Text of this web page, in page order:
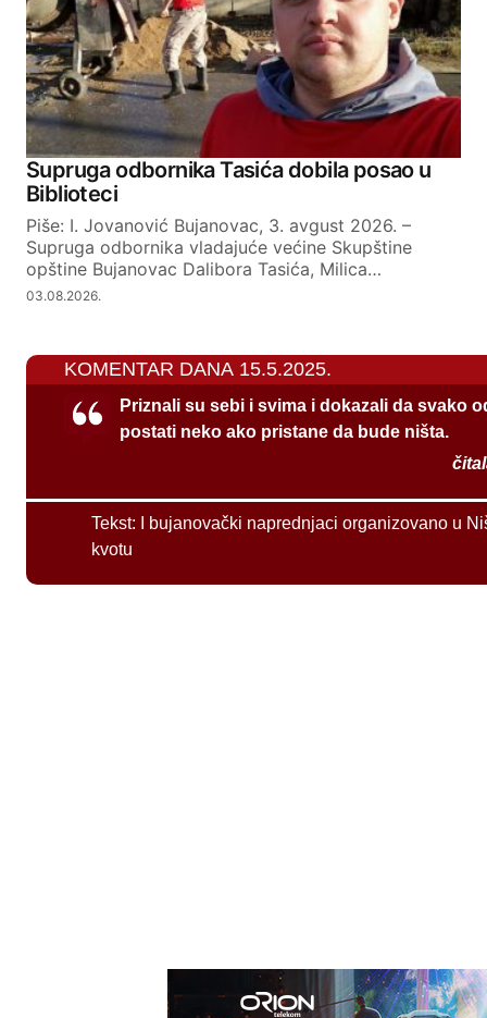
Supruga odbornika Tasića dobila posao u
Biblioteci
Piše: I. Jovanović Bujanovac, 3. avgust 2026. –
Supruga odbornika vladajuće većine Skupštine
opštine Bujanovac Dalibora Tasića, Milica…
03.08.2026.
KOMENTAR DANA 15.5.2025.
Priznali su sebi i svima i dokazali da svako
postati neko ako pristane da bude ništa.
Tekst:
I bujanovački naprednjaci organizovano u
kvotu